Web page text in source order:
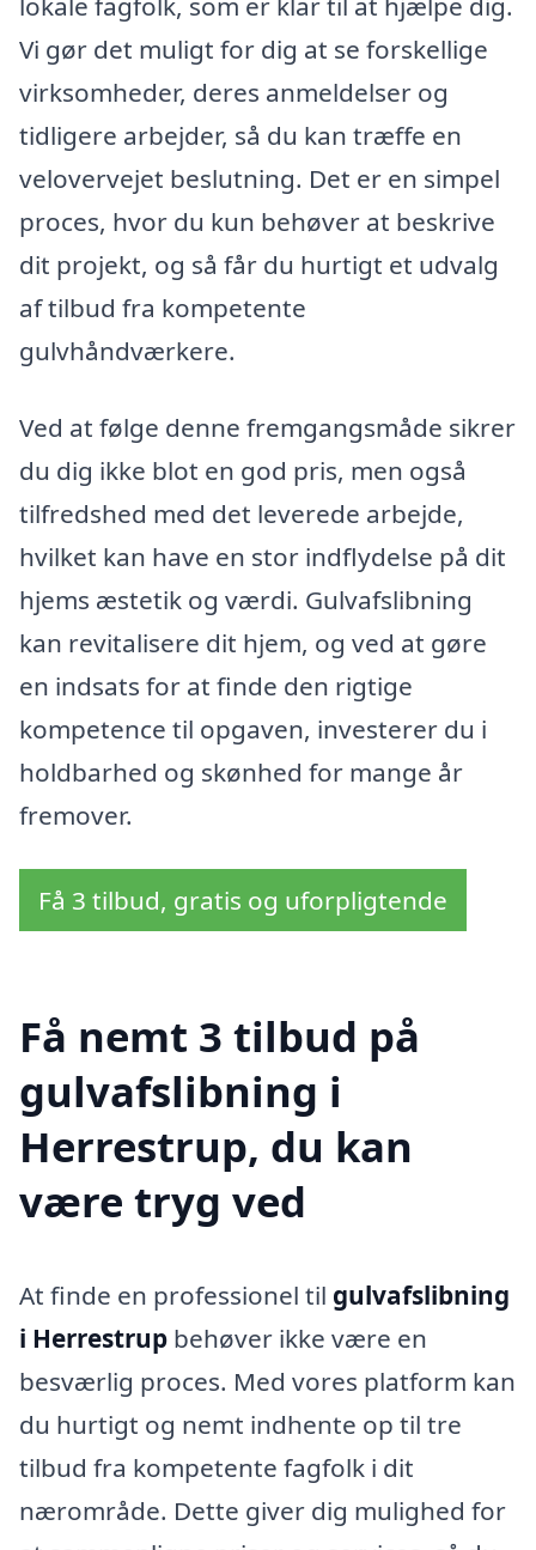
Vi gør det muligt for dig at se forskellige
virksomheder, deres anmeldelser og
tidligere arbejder, så du kan træffe en
velovervejet beslutning. Det er en simpel
proces, hvor du kun behøver at beskrive
dit projekt, og så får du hurtigt et udvalg
af tilbud fra kompetente
gulvhåndværkere.
Ved at følge denne fremgangsmåde sikrer
du dig ikke blot en god pris, men også
tilfredshed med det leverede arbejde,
hvilket kan have en stor indflydelse på dit
hjems æstetik og værdi. Gulvafslibning
kan revitalisere dit hjem, og ved at gøre
en indsats for at finde den rigtige
kompetence til opgaven, investerer du i
holdbarhed og skønhed for mange år
fremover.
Få 3 tilbud, gratis og uforpligtende
Få nemt 3 tilbud på
gulvafslibning i
Herrestrup, du kan
være tryg ved
At finde en professionel til gulvafslibning
i Herrestrup behøver ikke være en
besværlig proces. Med vores platform kan
du hurtigt og nemt indhente op til tre
tilbud fra kompetente fagfolk i dit
nærområde. Dette giver dig mulighed for